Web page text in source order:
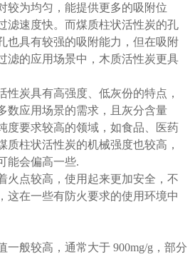
较为均匀，能提供更多的吸附位
滤速度快。而煤质柱状活性炭的孔
也具有较强的吸附能力，但在吸附
滤的应用场景中，木质活性炭更具
性炭具有高强度、低灰份的特点，
数应用场景的需求，且灰分含量
度要求较高的领域，如食品、医药
质柱状活性炭的机械强度也较高，
能会偏高一些.
火点较高，使用起来更加安全，不
这在一些有防火要求的使用环境中
一般较高，通常大于 900mg/g，部分